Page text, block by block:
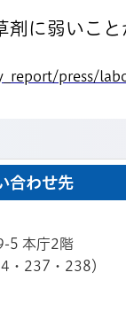
剤に弱いこ
press/
合わせ先
5 本庁2階
・237・238）